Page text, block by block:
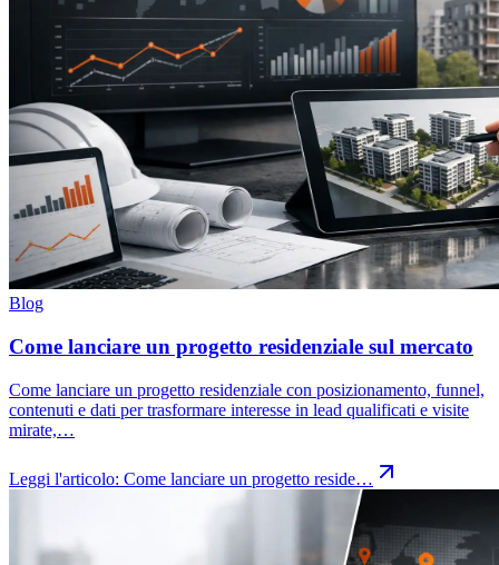
Blog
Come lanciare un progetto residenziale sul mercato
Come lanciare un progetto residenziale con posizionamento, funnel,
contenuti e dati per trasformare interesse in lead qualificati e visite
mirate,…
Leggi l'articolo: Come lanciare un progetto reside…